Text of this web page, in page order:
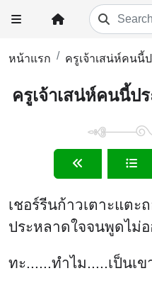
หน้าแรก ครูเจ้าเสน่ห์คนนี้
ครูเจ้าเสน่ห์คนนี้ป
เชอร์รีนก้าวเตาะแตะ
ประหลาดใจจนพูดไม่อ
ทะ......ทำไม.....เป็นเข